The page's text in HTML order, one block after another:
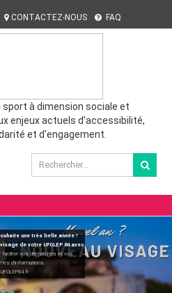
CONTACTEZ-NOUS FAQ
sport à dimension sociale et
enjeux actuels d'accessibilité,
et d'engagement.
souhaite une très belle année !
visage de votre UFOLEP 84 avec
faciliter vos démarches et vos
d’informations.
UFOLEP84.fr